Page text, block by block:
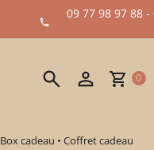
09 77 98 97 88 -
0
Box cadeau • Coffret cadeau